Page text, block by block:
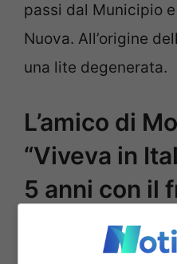
passi dal Municipio
Nuova. All’origine
una lite degenerata.
L’amico di
“Viveva in
5 anni con il
Momadi era un